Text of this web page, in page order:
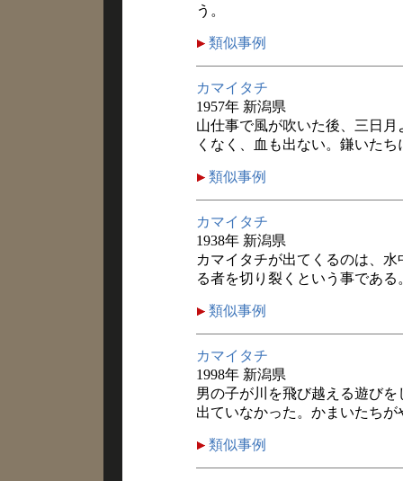
う。
類似事例
カマイタチ
1957年 新潟県
山仕事で風が吹いた後、三日
くなく、血も出ない。鎌いた
類似事例
カマイタチ
1938年 新潟県
カマイタチが出てくるのは、
る者を切り裂くという事であ
類似事例
カマイタチ
1998年 新潟県
男の子が川を飛び越える遊び
出ていなかった。かまいたちが
類似事例